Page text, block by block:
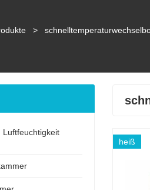
>
heiß
Luftfeuchtigkeit